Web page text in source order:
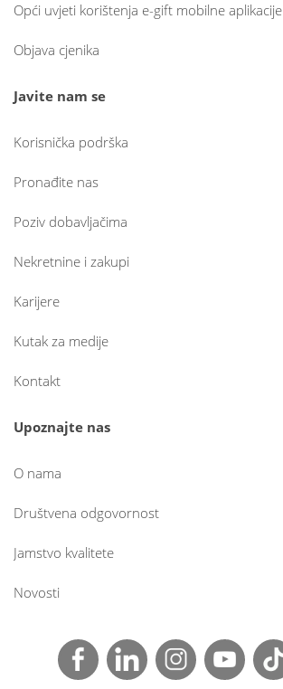
Opći uvjeti korištenja e-gift mobilne aplikacije
Objava cjenika
Javite nam se
Korisnička podrška
Pronađite nas
Poziv dobavljačima
Nekretnine i zakupi
Karijere
Kutak za medije
Kontakt
Upoznajte nas
O nama
Društvena odgovornost
Jamstvo kvalitete
Novosti